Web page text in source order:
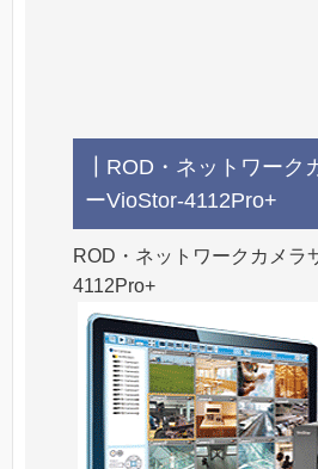
┃ROD・ネットワーク
ーVioStor-4112Pro+
ROD・ネットワークカメラ
4112Pro+